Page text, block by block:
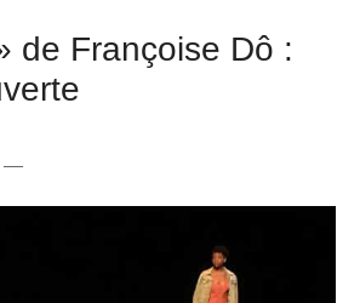
de Françoise Dô :
—